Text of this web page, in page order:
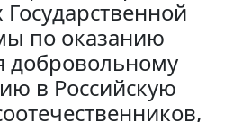
Государственной
по оказанию
добровольному
в Российскую